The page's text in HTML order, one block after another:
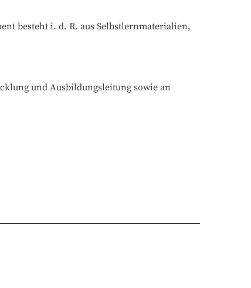
besteht i. d. R. aus Selbstlernmaterialien,
und Ausbildungsleitung sowie an